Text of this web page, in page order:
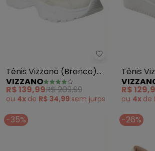
Vizzano -
Tênis Vizzano (Branco)
em Tecido
VIZZANO
R$ 139,99R$ 209,99
ou 4x de R$ 34,99 sem juros
Tênis
em
R$
ou 4x de
-35% -26%